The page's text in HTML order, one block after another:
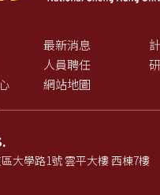
最新消息
人員聘任
網站地圖
大學路1號 雲平大樓 西棟7樓